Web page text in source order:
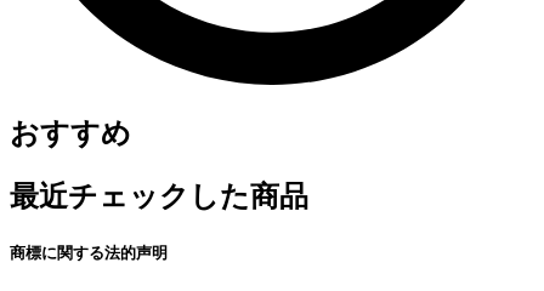
おすすめ
最近チェックした商品
商標に関する法的声明